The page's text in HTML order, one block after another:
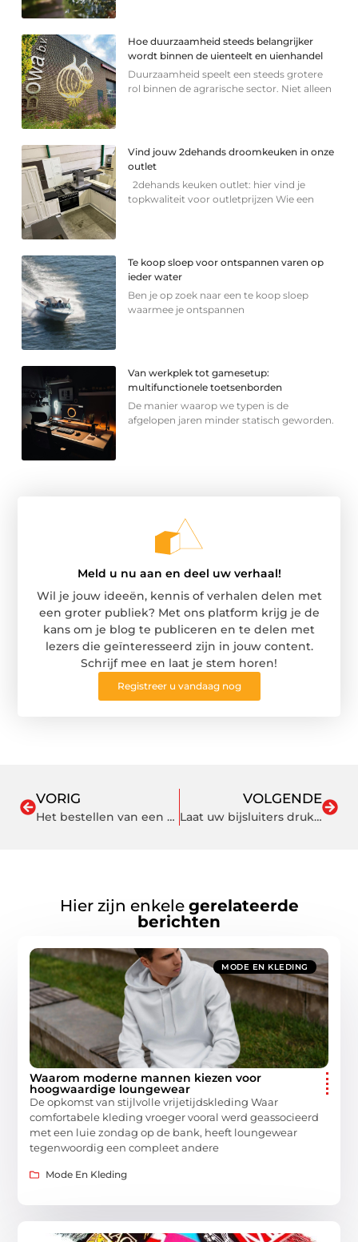
Hoe duurzaamheid steeds belangrijker
wordt binnen de uienteelt en uienhandel
Duurzaamheid speelt een steeds grotere
rol binnen de agrarische sector. Niet alleen
Vind jouw 2dehands droomkeuken in onze
outlet
2dehands keuken outlet: hier vind je
topkwaliteit voor outletprijzen Wie een
Te koop sloep voor ontspannen varen op
ieder water
Ben je op zoek naar een te koop sloep
waarmee je ontspannen
Van werkplek tot gamesetup:
multifunctionele toetsenborden
De manier waarop we typen is de
afgelopen jaren minder statisch geworden.
Meld u nu aan en deel uw verhaal!
Wil je jouw ideeën, kennis of verhalen delen met
een groter publiek? Met ons platform krijg je de
kans om je blog te publiceren en te delen met
lezers die geïnteresseerd zijn in jouw content.
Schrijf mee en laat je stem horen!
Registreer u vandaag nog
VORIG
Het bestellen van een BBQ op locatie: Waar je op moet letten
VOLGENDE
Laat uw bijsluiters drukken door experts
Hier zijn enkele gerelateerde
berichten
MODE EN KLEDING
Waarom moderne mannen kiezen voor
hoogwaardige loungewear
De opkomst van stijlvolle vrijetijdskleding Waar
comfortabele kleding vroeger vooral werd geassocieerd
met een luie zondag op de bank, heeft loungewear
tegenwoordig een compleet andere
Mode En Kleding